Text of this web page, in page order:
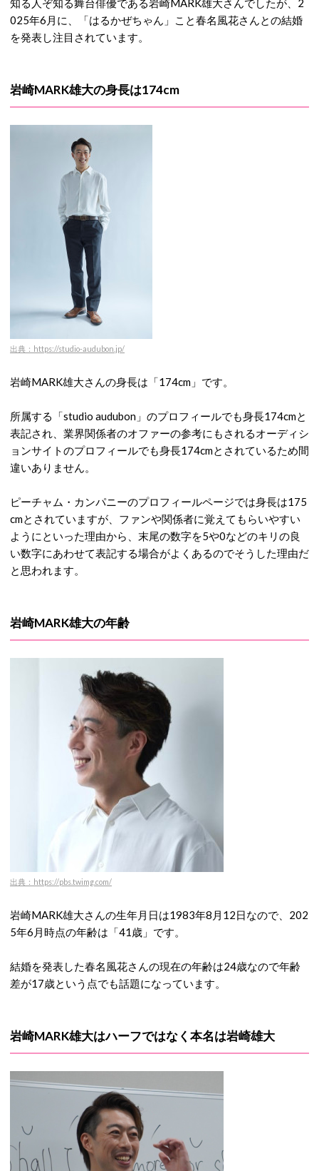
知る人ぞ知る舞台俳優である岩崎MARK雄大さんでしたが、2
025年6月に、「はるかぜちゃん」こと春名風花さんとの結婚
を発表し注目されています。
岩崎MARK雄大の身長は174cm
出典：https://studio-audubon.jp/
岩崎MARK雄大さんの身長は「174cm」です。
所属する「studio audubon」のプロフィールでも身長174cmと
表記され、業界関係者のオファーの参考にもされるオーディシ
ョンサイトのプロフィールでも身長174cmとされているため間
違いありません。
ピーチャム・カンパニーのプロフィールページでは身長は175
cmとされていますが、ファンや関係者に覚えてもらいやすい
ようにといった理由から、末尾の数字を5や0などのキリの良
い数字にあわせて表記する場合がよくあるのでそうした理由だ
と思われます。
岩崎MARK雄大の年齢
出典：https://pbs.twimg.com/
岩崎MARK雄大さんの生年月日は1983年8月12日なので、202
5年6月時点の年齢は「41歳」です。
結婚を発表した春名風花さんの現在の年齢は24歳なので年齢
差が17歳という点でも話題になっています。
岩崎MARK雄大はハーフではなく本名は岩崎雄大